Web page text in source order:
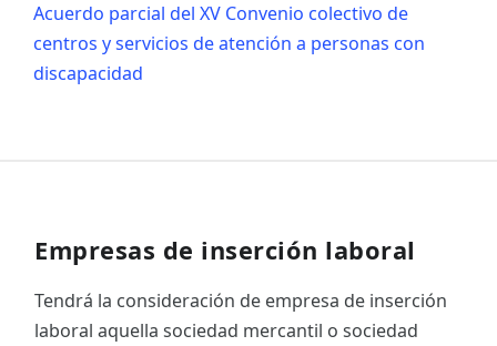
Acuerdo parcial del XV Convenio colectivo de
centros y servicios de atención a personas con
discapacidad
Empresas de inserción laboral
Tendrá la consideración de empresa de inserción
laboral aquella sociedad mercantil o sociedad